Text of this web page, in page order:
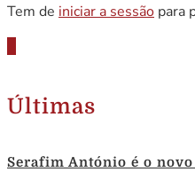
Tem de iniciar a sessão para
Últimas
Serafim António é o